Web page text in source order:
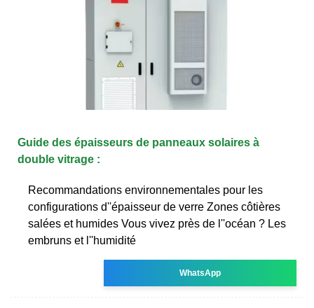
Guide des épaisseurs de panneaux solaires à
double vitrage :
Recommandations environnementales pour les
configurations d''épaisseur de verre Zones côtières
salées et humides Vous vivez près de l''océan ? Les
embruns et l''humidité
WhatsApp